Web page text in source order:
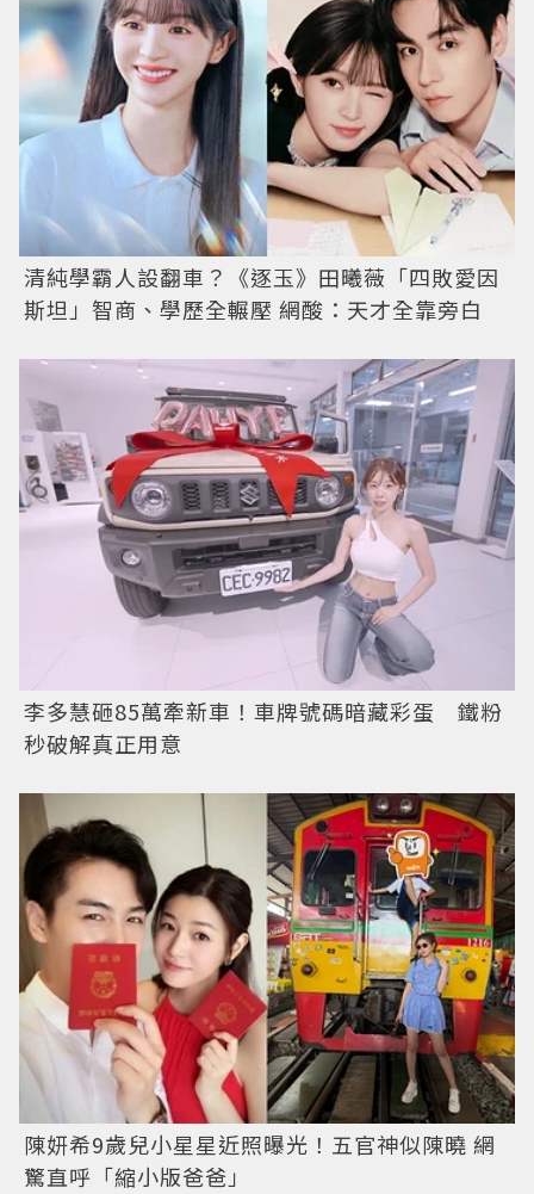
清純學霸人設翻車？《逐玉》田曦薇「四敗愛因
斯坦」智商、學歷全輾壓 網酸：天才全靠旁白
李多慧砸85萬牽新車！車牌號碼暗藏彩蛋 鐵粉
秒破解真正用意
陳妍希9歲兒小星星近照曝光！五官神似陳曉 網
驚直呼「縮小版爸爸」